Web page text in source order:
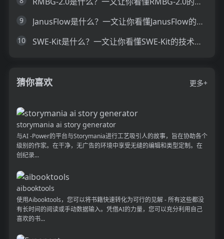
9 JanusFlow是什么？一文让你看懂JanusFlow的技术原理、主要功能、应用场景
10 SWE-Kit是什么？一文让你看懂SWE-Kit的技术原理、主要功能、应用场景
猜你喜欢 更多+
storymania ai story generator
与AI -Power的平台与Storymania进行工艺吸引人的故事，旨在协助各个
级别的作家。在干净，无广告的环境中享受无缝的编辑和类型定制。在
创纪录...
aibooktools
使用Aibooktools，您可以将书籍快速转化为可行的见解 - 所有这些都没
有长时间的阅读或手动数据输入。凭借AI的力量，您可以充分利用自己
喜欢的书...